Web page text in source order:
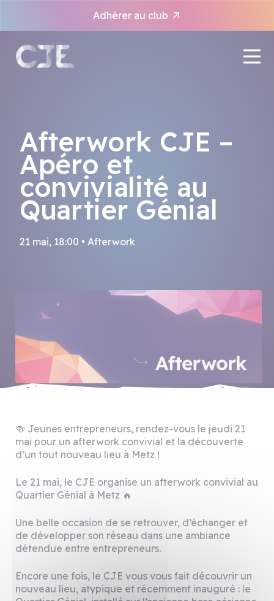
Adhérer au club
Afterwork CJE –
Apéro et
convivialité au
Quartier Génial
21 mai, 18:00 • Afterwork
🍻 Jeunes entrepreneurs, rendez-vous le jeudi 21
mai pour un afterwork convivial et la découverte
d’un tout nouveau lieu à Metz !
Le 21 mai, le CJE organise un afterwork convivial au
Quartier Génial à Metz 🔥
Une belle occasion de se retrouver, d’échanger et
de développer son réseau dans une ambiance
détendue entre entrepreneurs.
Encore une fois, le CJE vous vous fait découvrir un
nouveau lieu, atypique et récemment inauguré : le